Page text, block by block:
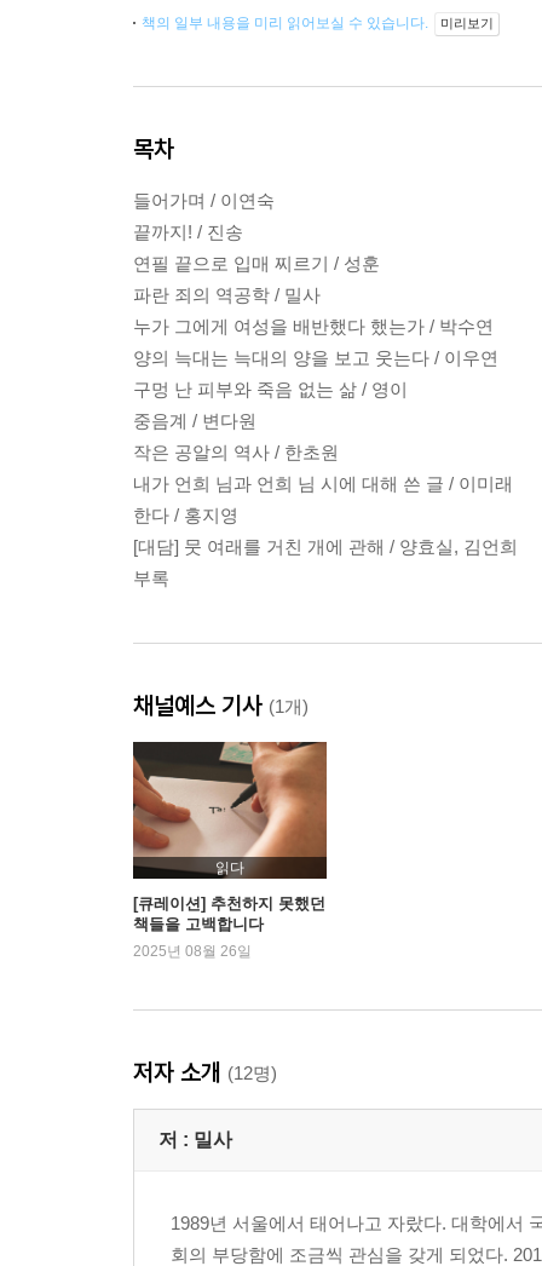
책의 일부 내용을 미리 읽어보실 수 있습니다. 미리보기
목차
들어가며 / 이연숙
끝까지! / 진송
연필 끝으로 입매 찌르기 / 성훈
파란 죄의 역공학 / 밀사
누가 그에게 여성을 배반했다 했는가 / 박수연
양의 늑대는 늑대의 양을 보고 웃는다 / 이우연
구멍 난 피부와 죽음 없는 삶 / 영이
중음계 / 변다원
작은 공알의 역사 / 한초원
내가 언희 님과 언희 님 시에 대해 쓴 글 / 이미래
한다 / 홍지영
[대담] 뭇 여래를 거친 개에 관해 / 양효실, 김언희
부록
채널예스 기사 (1개)
읽다
[큐레이션] 추천하지 못했던
책들을 고백합니다
2025년 08월 26일
저자 소개 (12명)
저 : 밀사
1989년 서울에서 태어나고 자랐다. 대학에서
회의 부당함에 조금씩 관심을 갖게 되었다.